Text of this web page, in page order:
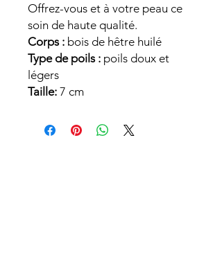
Offrez-vous et à votre peau ce
soin de haute qualité.
Corps : bois de hêtre huilé
Type de poils : poils doux et
légers
Taille: 7 cm